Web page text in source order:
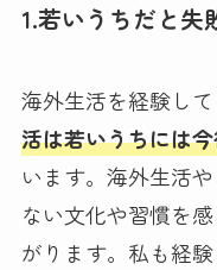
1.若いうちだと失
海外生活を経験して
活は若いうちには
います。海外生活
ない文化や習慣を
がります。私も経